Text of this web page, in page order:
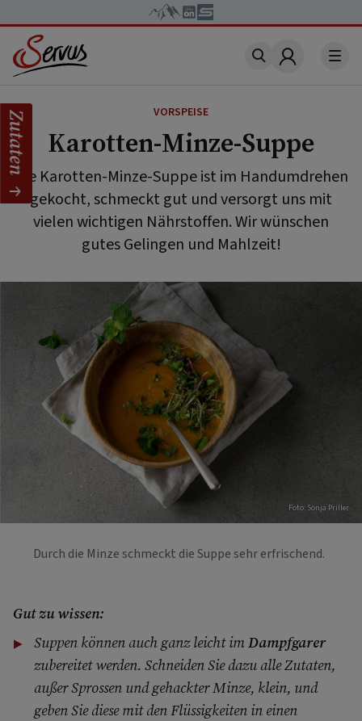
Account
VORSPEISE
Karotten-Minze-Suppe
Die Karotten-Minze-Suppe ist im Handumdrehen
gekocht, schmeckt gut und versorgt uns mit
vielen wichtigen Nährstoffen. Wir wünschen
gutes Gelingen und Mahlzeit!
Foto: Sonja Priller
Durch die Minze schmeckt die Suppe sehr erfrischend.
Gut zu wissen:
Suppen können auch ganz leicht imDampfgarer
zubereitet werden. Schneiden Sie dazu alle Zutaten,
außer Sprossen und gehackter Minze, klein, und
geben Sie diese mit den Flüssigkeiten in einen
Zutaten